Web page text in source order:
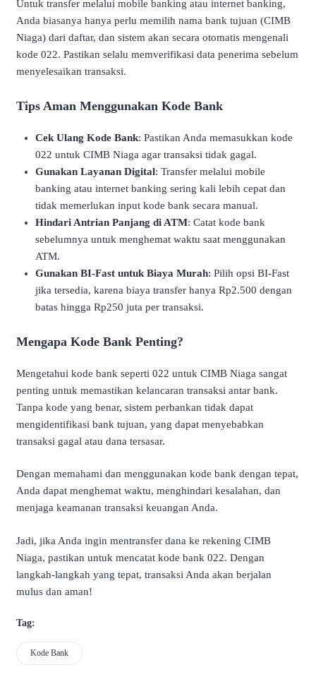
Untuk transfer melalui mobile banking atau internet banking,
Anda biasanya hanya perlu memilih nama bank tujuan (CIMB
Niaga) dari daftar, dan sistem akan secara otomatis mengenali
kode 022. Pastikan selalu memverifikasi data penerima sebelum
menyelesaikan transaksi.
Tips Aman Menggunakan Kode Bank
Cek Ulang Kode Bank: Pastikan Anda memasukkan kode
022 untuk CIMB Niaga agar transaksi tidak gagal.
Gunakan Layanan Digital: Transfer melalui mobile
banking atau internet banking sering kali lebih cepat dan
tidak memerlukan input kode bank secara manual.
Hindari Antrian Panjang di ATM: Catat kode bank
sebelumnya untuk menghemat waktu saat menggunakan
ATM.
Gunakan BI-Fast untuk Biaya Murah: Pilih opsi BI-Fast
jika tersedia, karena biaya transfer hanya Rp2.500 dengan
batas hingga Rp250 juta per transaksi.
Mengapa Kode Bank Penting?
Mengetahui kode bank seperti 022 untuk CIMB Niaga sangat
penting untuk memastikan kelancaran transaksi antar bank.
Tanpa kode yang benar, sistem perbankan tidak dapat
mengidentifikasi bank tujuan, yang dapat menyebabkan
transaksi gagal atau dana tersasar.
Dengan memahami dan menggunakan kode bank dengan tepat,
Anda dapat menghemat waktu, menghindari kesalahan, dan
menjaga keamanan transaksi keuangan Anda.
Jadi, jika Anda ingin mentransfer dana ke rekening CIMB
Niaga, pastikan untuk mencatat kode bank 022. Dengan
langkah-langkah yang tepat, transaksi Anda akan berjalan
mulus dan aman!
Tag:
Kode Bank